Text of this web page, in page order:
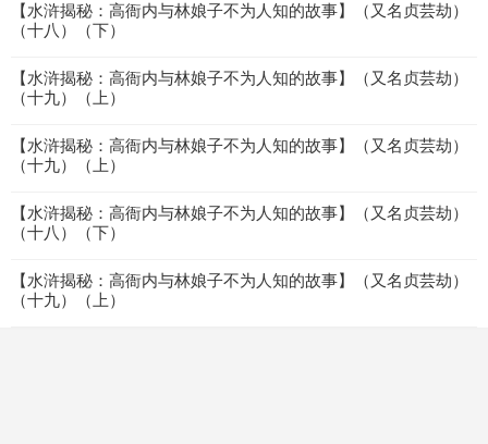
【水浒揭秘：高衙内与林娘子不为人知的故事】（又名贞芸劫）
（十八）（下）
【水浒揭秘：高衙内与林娘子不为人知的故事】（又名贞芸劫）
（十九）（上）
【水浒揭秘：高衙内与林娘子不为人知的故事】（又名贞芸劫）
（十九）（上）
【水浒揭秘：高衙内与林娘子不为人知的故事】（又名贞芸劫）
（十八）（下）
【水浒揭秘：高衙内与林娘子不为人知的故事】（又名贞芸劫）
（十九）（上）